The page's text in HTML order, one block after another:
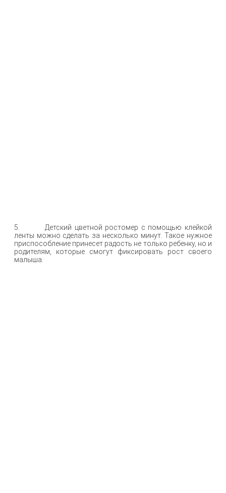
5. Детский цветной ростомер с помощью клейкой
ленты можно сделать за несколько минут. Такое нужное
приспособление принесет радость не только ребенку, но и
родителям, которые смогут фиксировать рост своего
малыша.